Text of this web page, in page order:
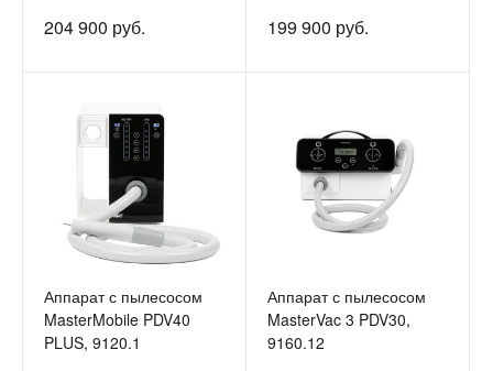
204 900 руб. 199 900 руб.
Аппарат с пылесосом
MasterMobile PDV40
PLUS, 9120.1
Аппарат с пылесосом
MasterVac 3 PDV30,
9160.12